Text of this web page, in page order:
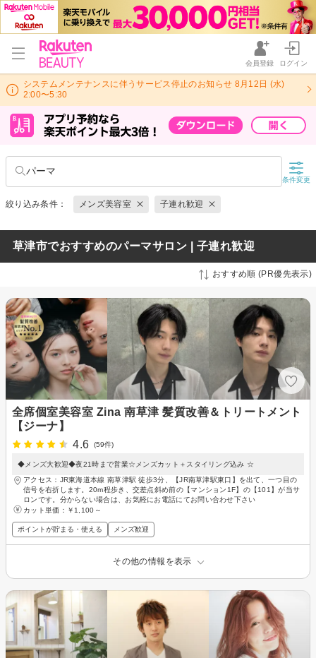
会員登録 ログイン
システムメンテナンスに伴うサービス停止のお知らせ 8月12日 (水)
2:00〜5:30
パーマ
条件変更
絞り込み条件： メンズ美容室 子連れ歓迎
草津市でおすすめのパーマサロン | 子連れ歓迎
おすすめ順 (PR優先表示)
全席個室美容室 Zina 南草津 髪質改善＆トリートメント
【ジーナ】
4.6
(59件)
◆メンズ大歓迎◆夜21時まで営業☆メンズカット＋スタイリング込み ☆
アクセス：JR東海道本線 南草津駅 徒歩3分、【JR南草津駅東口】を出て、一つ目の
信号を右折します。20m程歩き、交差点斜め前の【マンション1F】の【101】が当サ
ロンです。分からない場合は、お気軽にお電話にてお問い合わせ下さい
カット単価： ￥1,100～
ポイントが貯まる・使える メンズ歓迎
その他の情報を表示